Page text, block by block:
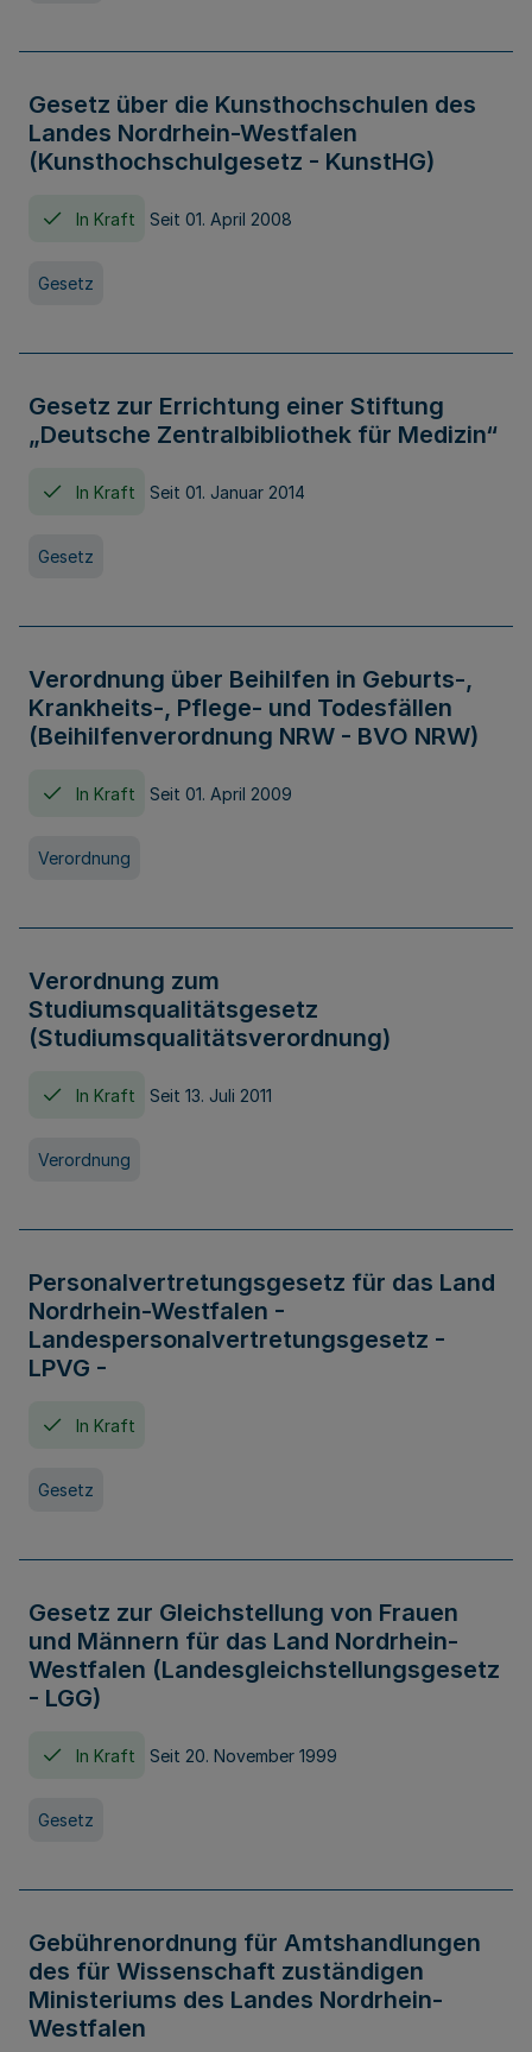
Gesetz über die Kunsthochschulen des
Landes Nordrhein-Westfalen
(Kunsthochschulgesetz - KunstHG)
In Kraft Seit 01. April 2008
Gesetz
Gesetz zur Errichtung einer Stiftung
„Deutsche Zentralbibliothek für Medizin“
In Kraft Seit 01. Januar 2014
Gesetz
Verordnung über Beihilfen in Geburts-,
Krankheits-, Pflege- und Todesfällen
(Beihilfenverordnung NRW - BVO NRW)
In Kraft Seit 01. April 2009
Verordnung
Verordnung zum
Studiumsqualitätsgesetz
(Studiumsqualitätsverordnung)
In Kraft Seit 13. Juli 2011
Verordnung
Personalvertretungsgesetz für das Land
Nordrhein-Westfalen -
Landespersonalvertretungsgesetz -
LPVG -
In Kraft
Gesetz
Gesetz zur Gleichstellung von Frauen
und Männern für das Land Nordrhein-
Westfalen (Landesgleichstellungsgesetz
- LGG)
In Kraft Seit 20. November 1999
Gesetz
Gebührenordnung für Amtshandlungen
des für Wissenschaft zuständigen
Ministeriums des Landes Nordrhein-
Westfalen